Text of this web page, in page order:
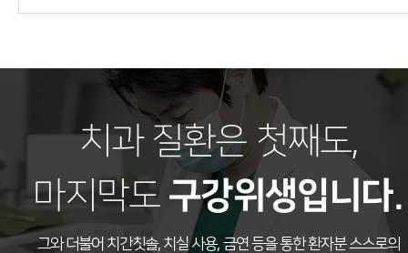
치과 질환은 첫째도,
마지막도 구강위생입니다.
그와 더불어 치간칫솔, 치실 사용, 금연 등을 통한 환자분 스스로의